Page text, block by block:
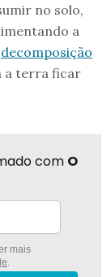
no solo,
a
decomposição
a terra ficar
com O
mais